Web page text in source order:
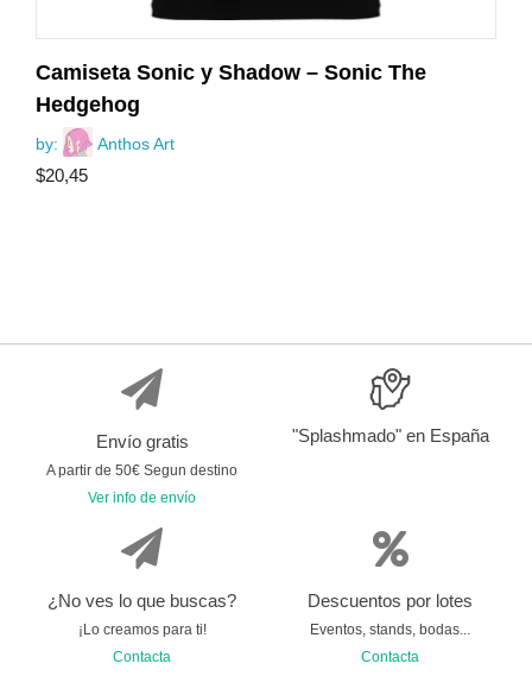
Camiseta Sonic y Shadow – Sonic The
Hedgehog
by: Anthos Art
$20,45
Envío gratis
A partir de 50€ Segun destino
Ver info de envío
"Splashmado" en España
¿No ves lo que buscas?
¡Lo creamos para ti!
Contacta
Descuentos por lotes
Eventos, stands, bodas...
Contacta